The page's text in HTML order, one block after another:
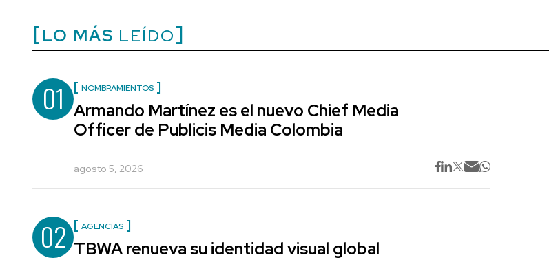
LO MÁS LEÍDO
01 NOMBRAMIENTOS
Armando Martínez es el nuevo Chief Media
Officer de Publicis Media Colombia
agosto 5, 2026
02 AGENCIAS
TBWA renueva su identidad visual global